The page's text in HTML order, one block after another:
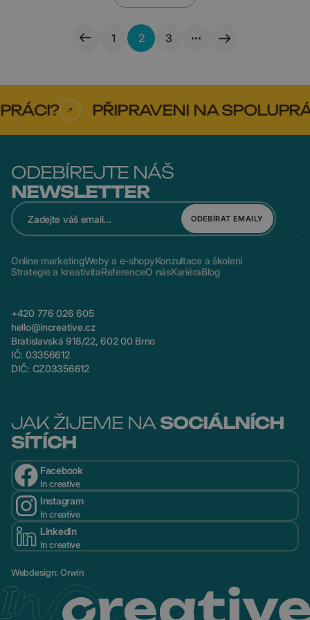
1 2 3
PŘIPRAVENI NA
ODEBÍREJTE NÁŠ
NEWSLETTER
ODEBÍRAT EMAILY
Online marketingWeby a e-shopyKonzultace a školení
Strategie a kreativitaReferenceO násKariéraBlog
+420 776 026 605
hello@increative.cz
Bratislavská 918/22, 602 00 Brno
IČ: 03356612
DIČ: CZ03356612
JAK ŽIJEME NA SOCIÁLNÍCH
SÍTÍCH
Facebook
In creative
Instagram
In creative
LinkedIn
In creative
Webdesign:Orwin